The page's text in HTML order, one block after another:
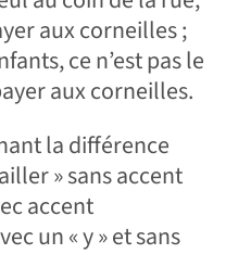
aux corneilles ;
ce n’est pas le
aux corneilles.
la différence
» sans accent
accent
un « y » et sans